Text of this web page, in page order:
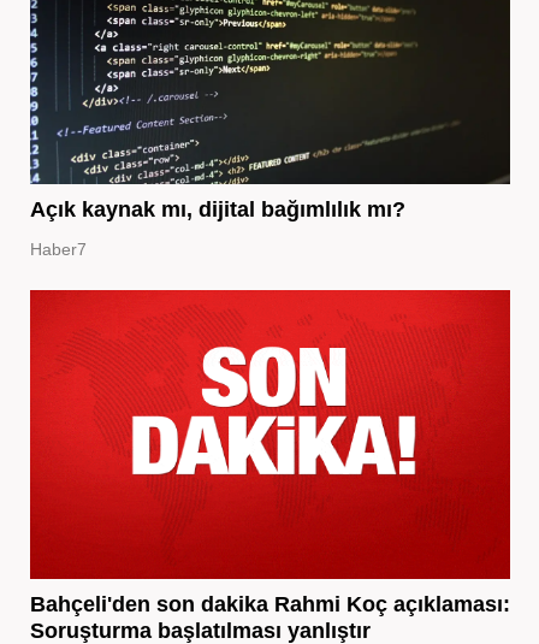
Açık kaynak mı, dijital bağımlılık mı?
Haber7
Bahçeli'den son dakika Rahmi Koç açıklaması:
Soruşturma başlatılması yanlıştır